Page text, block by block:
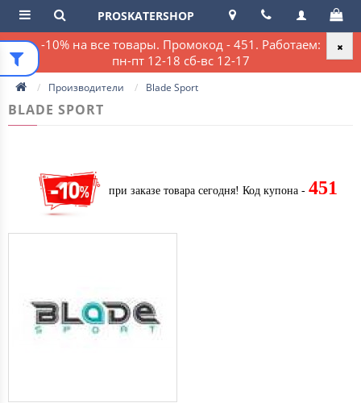
-10% на все товары. Промокод - 451. Работаем:
пн-пт 12-18 сб-вс 12-17
PROSKATERSHOP
Производители Blade Sport
BLADE SPORT
при заказе товара сегодня! Код купона - 451